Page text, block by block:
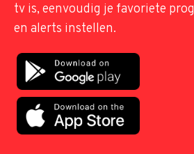
tv is, eenvoudig je favoriete
en alerts instellen.